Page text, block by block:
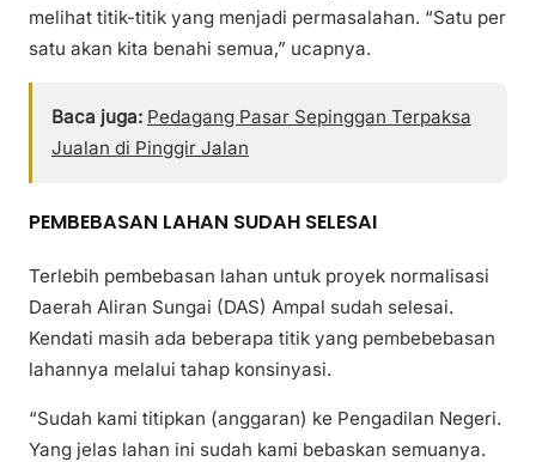
melihat titik-titik yang menjadi permasalahan. “Satu per
satu akan kita benahi semua,” ucapnya.
Baca juga: Pedagang Pasar Sepinggan Terpaksa
Jualan di Pinggir Jalan
PEMBEBASAN LAHAN SUDAH SELESAI
Terlebih pembebasan lahan untuk proyek normalisasi
Daerah Aliran Sungai (DAS) Ampal sudah selesai.
Kendati masih ada beberapa titik yang pembebebasan
lahannya melalui tahap konsinyasi.
“Sudah kami titipkan (anggaran) ke Pengadilan Negeri.
Yang jelas lahan ini sudah kami bebaskan semuanya.